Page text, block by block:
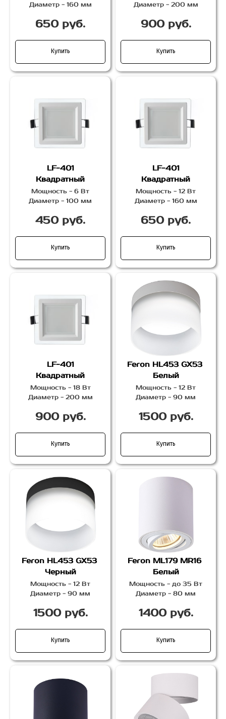
Диаметр - 160 мм
650 руб.
Купить
Диаметр - 200 мм
900 руб.
Купить
LF-401
Квадратный
Мощность - 6 Вт
Диаметр - 100 мм
450 руб.
Купить
LF-401
Квадратный
Мощность - 12 Вт
Диаметр - 160 мм
650 руб.
Купить
LF-401
Квадратный
Мощность - 18 Вт
Диаметр - 200 мм
900 руб.
Купить
Feron HL453 GX53
Белый
Мощность - 12 Вт
Диаметр - 90 мм
1500 руб.
Купить
Feron HL453 GX53
Черный
Мощность - 12 Вт
Диаметр - 90 мм
1500 руб.
Купить
Feron ML179 MR16
Белый
Мощность - до 35 Вт
Диаметр - 80 мм
1400 руб.
Купить